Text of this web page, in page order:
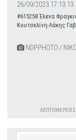
26/09/2023 17:13:13
#615258 Έλενα
Κουτσελίνη-Λάκης
NDPPHOTO /
ΛΕΠΤΟΜΈΡΕΙΕΣ